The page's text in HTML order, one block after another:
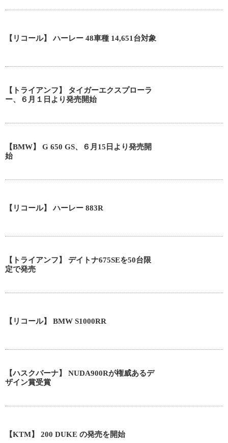
【リコール】 ハーレー 48車種 14,651台対象
【トライアンフ】 タイガーエクスプローラ
ー、６月１日より発売開始
【BMW】 G 650 GS、６月15日より発売開
始
【リコール】 ハーレー 883R
【トライアンフ】 デイトナ675SEを50台限
定で発売
【リコール】 BMW S1000RR
【ハスクバーナ】 NUDA900Rが権威あるデ
ザイン賞受賞
【KTM】 200 DUKE の発売を開始